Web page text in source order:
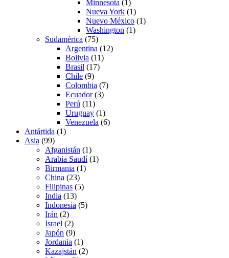
Minnesota (1)
Nueva York (1)
Nuevo México (1)
Washington (1)
Sudamérica (75)
Argentina (12)
Bolivia (11)
Brasil (17)
Chile (9)
Colombia (7)
Ecuador(3)
Perú (11)
Uruguay (1)
Venezuela (6)
Antártida (1)
Asia (99)
Afganistán (1)
Arabia Saudí(1)
Birmania (1)
China (23)
Filipinas (5)
India (13)
Indonesia (5)
Irán (2)
Israel (2)
Japón (9)
Jordania (1)
Kazajstán (2)